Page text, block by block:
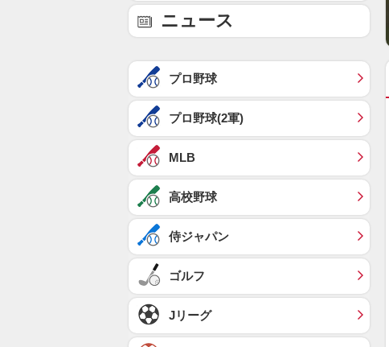
ニュース
プロ野球
プロ野球(2軍)
MLB
高校野球
侍ジャパン
ゴルフ
Jリーグ